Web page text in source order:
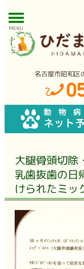
MENU
名古屋市昭和区
大腿骨頭切除
乳歯抜歯の日
けられたミッ